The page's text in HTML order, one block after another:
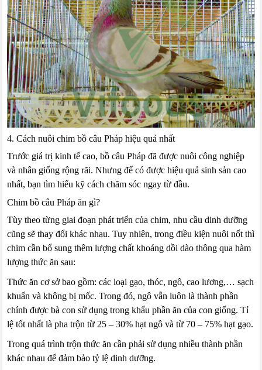
4. Cách nuôi chim bồ câu Pháp hiệu quả nhất
Trước giá trị kinh tế cao, bồ câu Pháp đã được nuôi công nghiệp
và nhân giống rộng rãi. Nhưng để có được hiệu quả sinh sản cao
nhất, bạn tìm hiểu kỹ cách chăm sóc ngay từ đầu.
Chim bồ câu Pháp ăn gì?
Tùy theo từng giai đoạn phát triển của chim, nhu cầu dinh dưỡng
cũng sẽ thay đổi khác nhau. Tuy nhiên, trong điều kiện nuôi nốt thì
chim cần bổ sung thêm lượng chất khoáng dồi dào thông qua hàm
lượng thức ăn sau:
Thức ăn cơ sở bao gồm: các loại gạo, thóc, ngô, cao lương,… sạch
khuẩn và không bị mốc. Trong đó, ngô vẫn luôn là thành phần
chính được bà con sử dụng trong khẩu phần ăn của con giống. Tỉ
lệ tốt nhất là pha trộn từ 25 – 30% hạt ngô và từ 70 – 75% hạt gạo.
Trong quá trình trộn thức ăn cần phải sử dụng nhiều thành phần
khác nhau để đảm bảo tỷ lệ dinh dưỡng.